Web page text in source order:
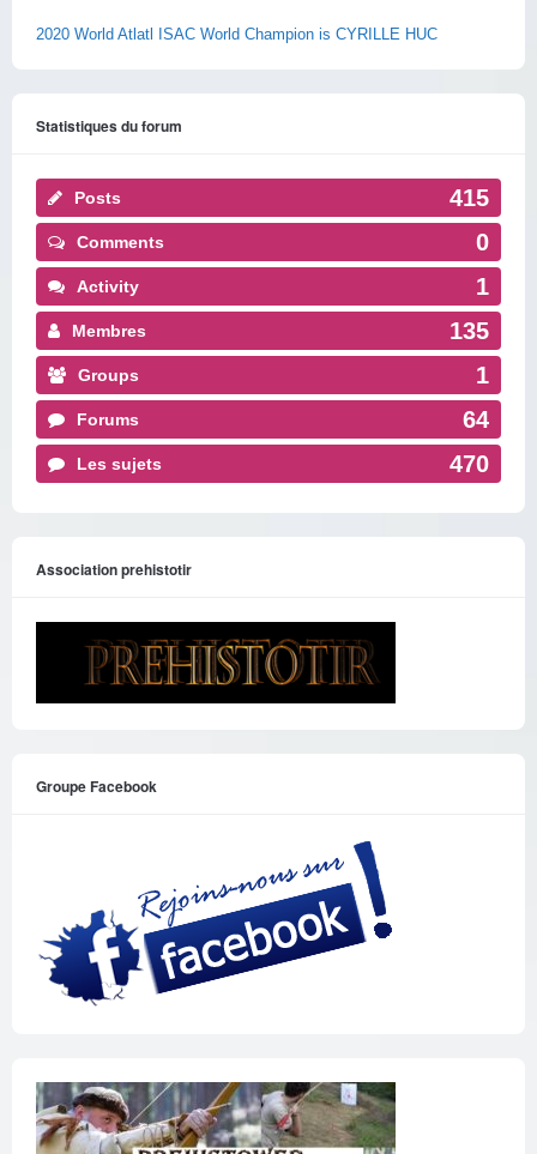
2020 World Atlatl ISAC World Champion is CYRILLE HUC
Statistiques du forum
Posts 415
Comments 0
Activity 1
Membres 135
Groups 1
Forums 64
Les sujets 470
Association prehistotir
Groupe Facebook